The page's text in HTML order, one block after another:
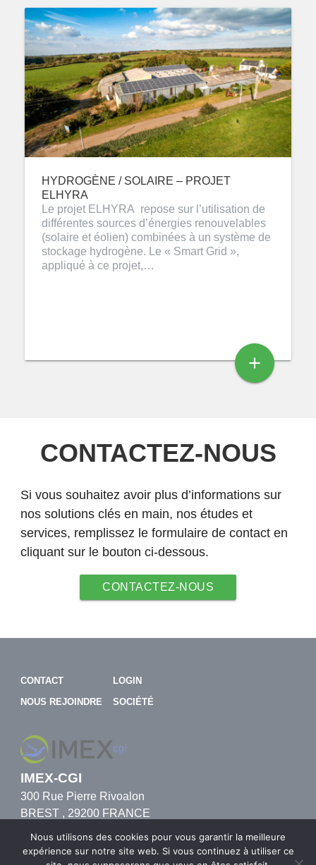
HYDROGÈNE / SOLAIRE – PROJET
ELHYRA
Le projet ELHYRA repose sur l’utilisation de
différentes sources d’énergies renouvelables
(solaire et éolien) combinées à un système de
stockage hydrogène. Le « Smart Grid »,
appliqué à ce projet,…
add
CONTACTEZ-NOUS
Si vous souhaitez avoir plus d’informations sur
nos solutions clés en main, nos études et
services, remplissez le formulaire de contact en
cliquant sur le bouton ci-dessous.
CONTACTEZ-NOUS
CONTACT
NOUS REJOINDRE
LOGIN
SOCIÉTÉ
IMEX-CGI
300 Rue Pierre Rivoalon
BREST, 29200 FRANCE
0033(0) 805 69 65 37
Nous utilisons des cookies pour vous garantir la meilleure
expérience sur notre site web. Si vous continuez à utiliser ce